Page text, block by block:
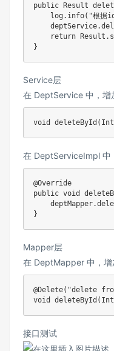
public Result
    log
. info( "根据
    deptService
.
return Result .
}
Service层
在 DeptService 中，
void deleteById (
在 DeptServiceImpl
@Override
public void
    deptMapper
.
}
Mapper层
在 DeptMapper 中，
@Delete( "delete
void
deleteById (
接口测试